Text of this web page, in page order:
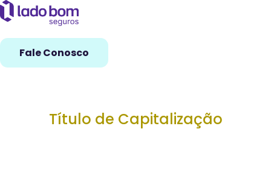
Fale Conosco
Título de Capitalização